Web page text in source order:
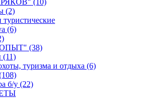
(10)
(2)
туристические
(6)
(38)
(11)
туризма и отдыха (6)
б/у (22)